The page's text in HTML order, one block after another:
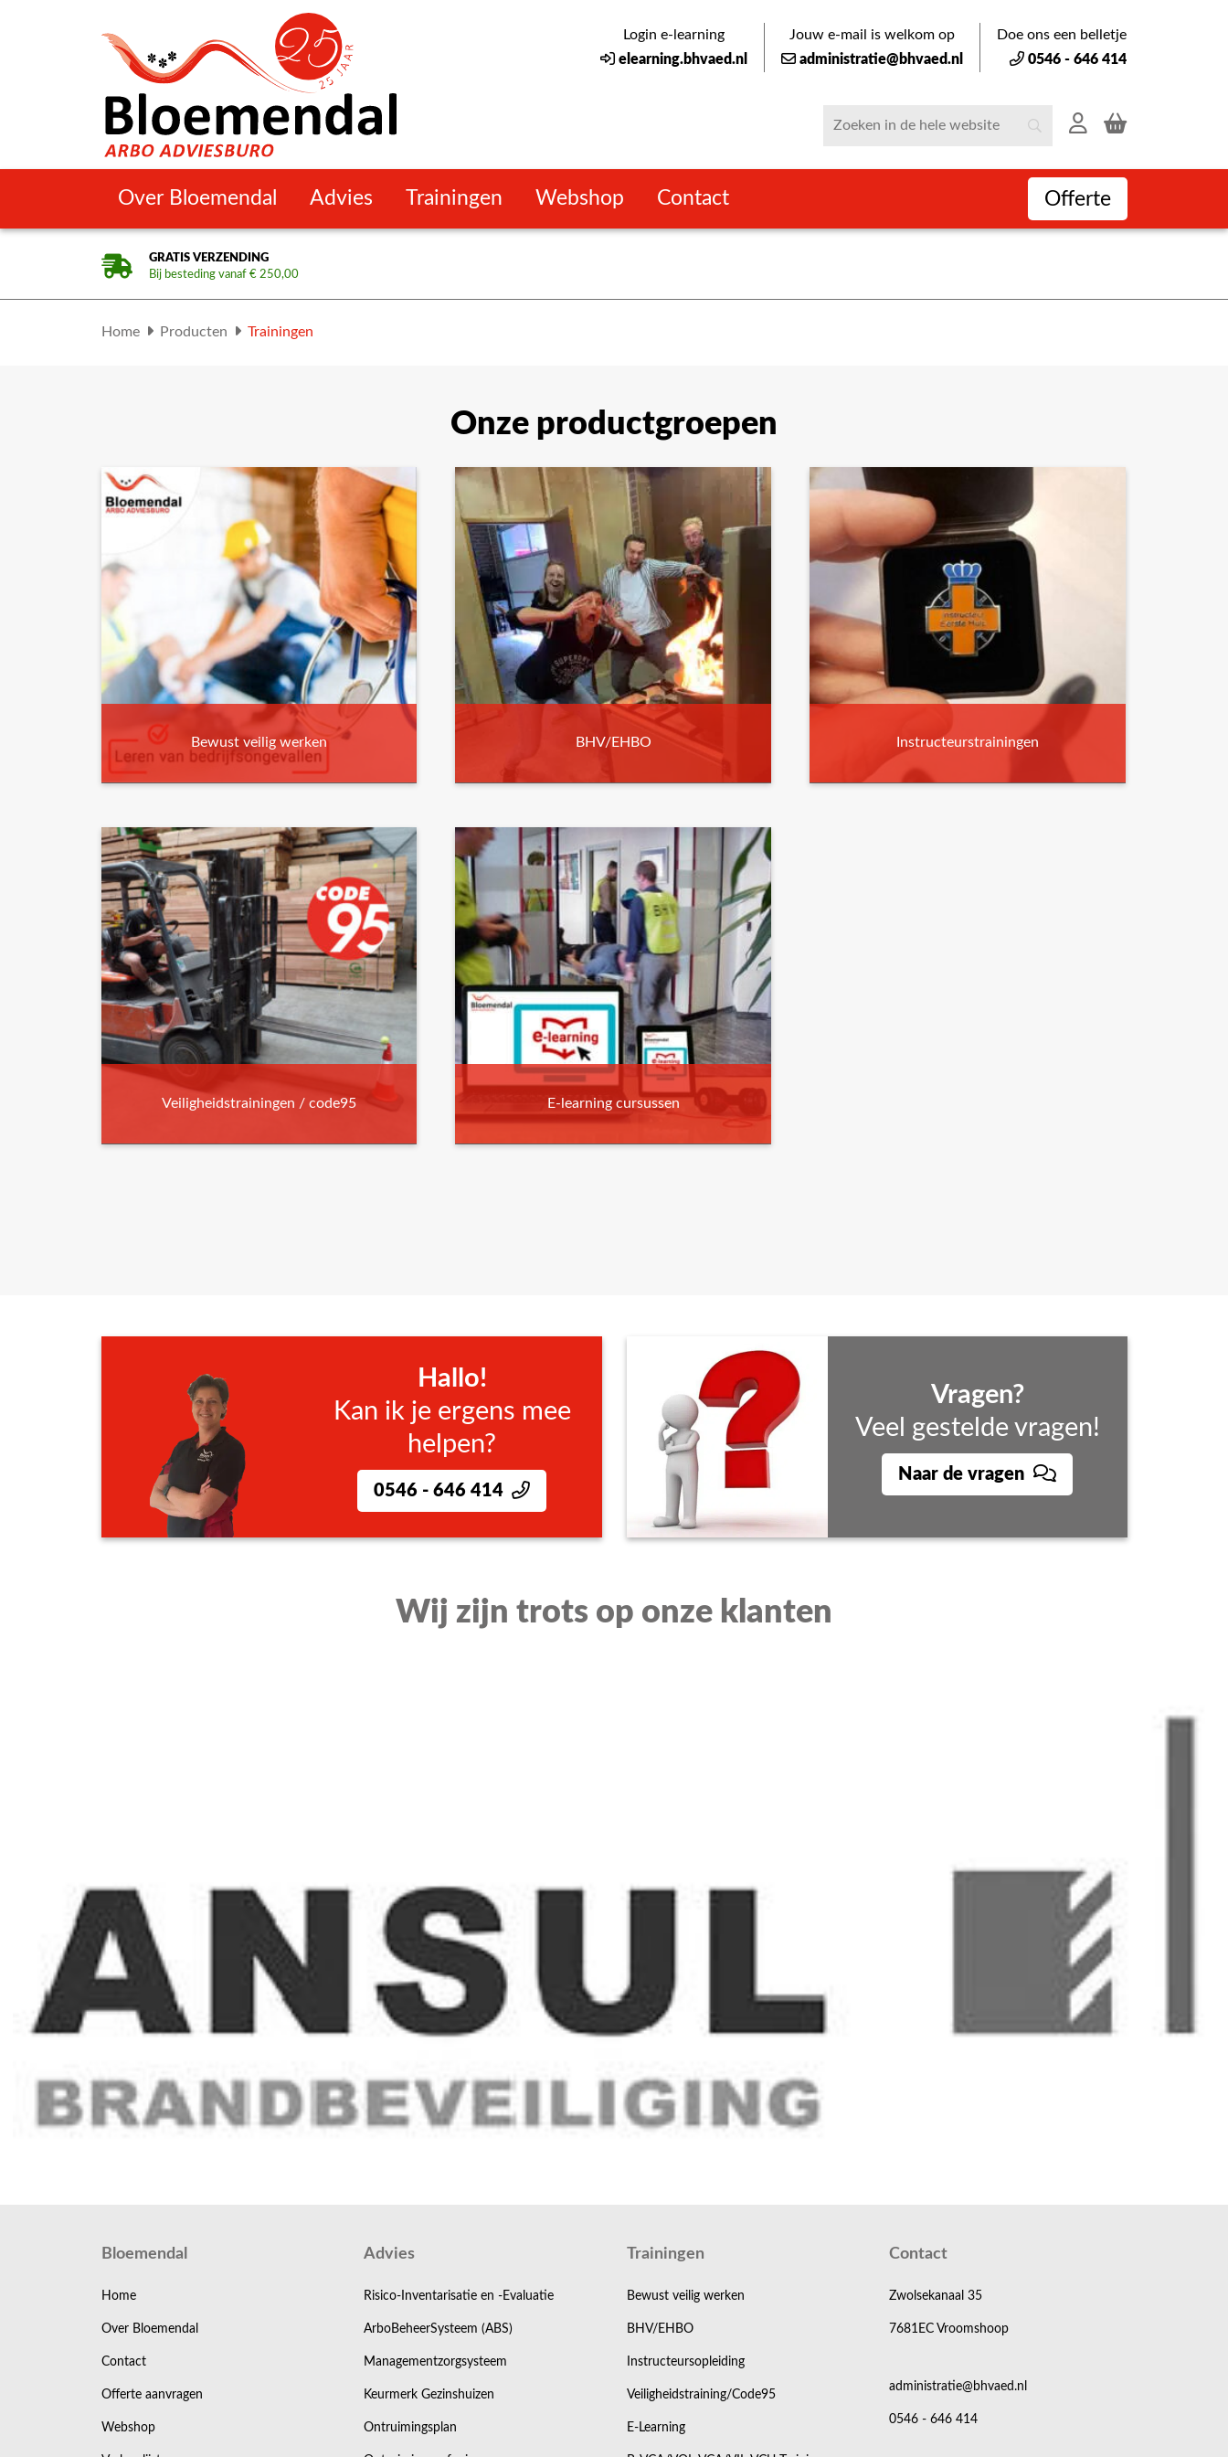
Login e-learning
elearning.bhvaed.nl
Jouw e-mail is welkom op
administratie@bhvaed.nl
Doe ons een belletje
0546 - 646 414
Over Bloemendal Advies Trainingen Webshop Contact Offerte
GRATIS VERZENDING
Bij besteding vanaf € 250,00
Home Producten Trainingen
Onze productgroepen
Bewust veilig werken BHV/EHBO Instructeurstrainingen
Veiligheidstrainingen / code95 E-learning cursussen
Hallo!
Kan ik je ergens mee
helpen?
0546 - 646 414
Vragen?
Veel gestelde vragen!
Naar de vragen
Wij zijn trots op onze klanten
Bloemendal
Home
Over Bloemendal
Contact
Offerte aanvragen
Webshop
Advies
Risico-Inventarisatie en -Evaluatie
ArboBeheerSysteem (ABS)
Managementzorgsysteem
Keurmerk Gezinshuizen
Ontruimingsplan
Trainingen
Bewust veilig werken
BHV/EHBO
Instructeursopleiding
Veiligheidstraining/Code95
E-Learning
Contact
Zwolsekanaal 35
7681EC Vroomshoop
administratie@bhvaed.nl
0546 - 646 414